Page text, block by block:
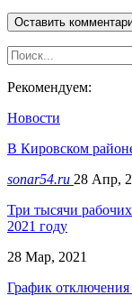
Рекомендуем:
Новости
В Кировском
sonar54.ru 28 Апр,
Три тысячи
2021 году
28 Мар, 2021
График